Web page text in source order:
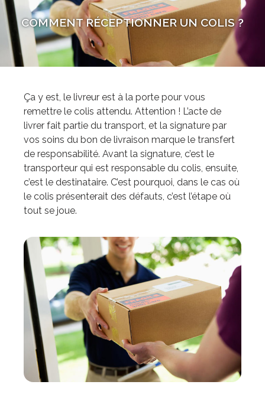
COMMENT RÉCEPTIONNER UN COLIS ?
Ça y est, le livreur est à la porte pour vous
remettre le colis attendu. Attention ! L’acte de
livrer fait partie du transport, et la signature par
vos soins du bon de livraison marque le transfert
de responsabilité. Avant la signature, c’est le
transporteur qui est responsable du colis, ensuite,
c’est le destinataire. C’est pourquoi, dans le cas où
le colis présenterait des défauts, c’est l’étape où
tout se joue.